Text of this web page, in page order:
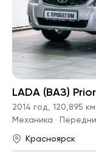
LADA (ВАЗ)
2014 год
120,895 км
Механика ·
Красноярск